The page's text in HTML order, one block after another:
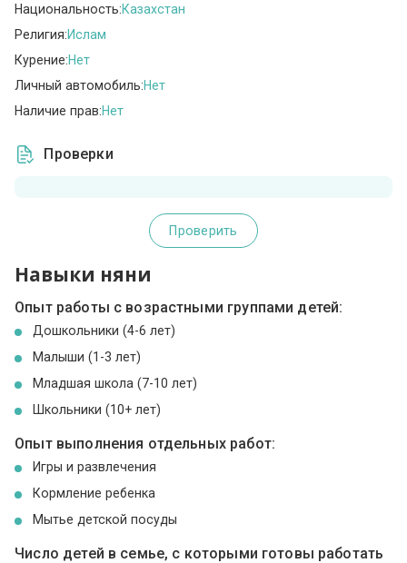
Национальность:Казахстан
Религия:Ислам
Курение:Нет
Личный автомобиль:Нет
Наличие прав:Нет
Проверки
Проверить
Навыки няни
Опыт работы с возрастными группами детей:
Дошкольники (4-6 лет)
Малыши (1-3 лет)
Младшая школа (7-10 лет)
Школьники (10+ лет)
Опыт выполнения отдельных работ:
Игры и развлечения
Кормление ребенка
Мытье детской посуды
Число детей в семье, с которыми готовы работать